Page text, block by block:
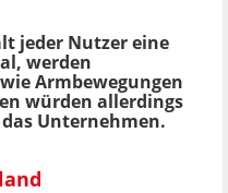
jeder Nutzer eine
werden
Armbewegungen
würden allerdings
Unternehmen.